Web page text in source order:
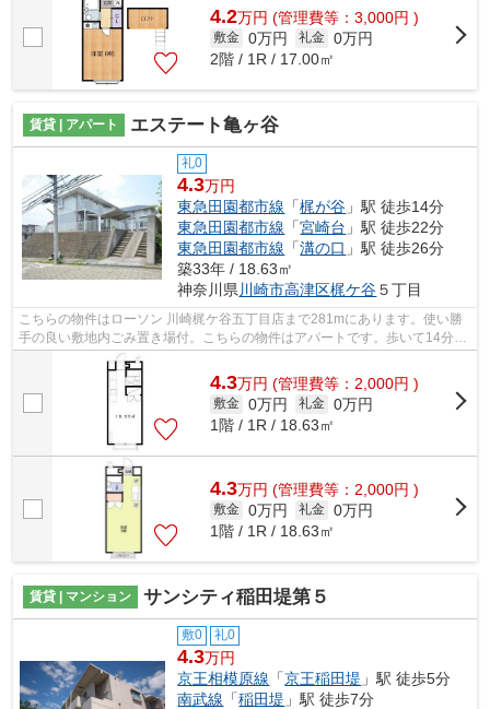
4.2万円 (管理費等：3,000円 )
敷金 0万円 礼金 0万円
2階 / 1R / 17.00㎡
賃貸 | アパート エステート亀ヶ谷
礼0
4.3万円
東急田園都市線 「梶が谷 」駅 徒歩14分
東急田園都市線 「宮崎台 」駅 徒歩22分
東急田園都市線 「溝の口 」駅 徒歩26分
築33年 / 18.63㎡
神奈川県 川崎市高津区梶ケ谷５丁目
こちらの物件はローソン 川崎梶ケ谷五丁目店まで281mにあります。使い勝
手の良い敷地内ごみ置き場付。こちらの物件はアパートです。歩いて14分ほ
どで駅にアクセスできる、立地の良さも...
4.3万円 (管理費等：2,000円 )
敷金 0万円 礼金 0万円
1階 / 1R / 18.63㎡
4.3万円 (管理費等：2,000円 )
敷金 0万円 礼金 0万円
1階 / 1R / 18.63㎡
賃貸 | マンション サンシティ稲田堤第５
敷0 礼0
4.3万円
京王相模原線 「京王稲田堤 」駅 徒歩5分
南武線 「稲田堤 」駅 徒歩7分